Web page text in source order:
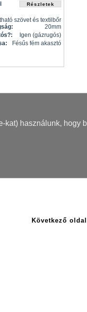
kat) használunk, hogy
szövet és textilbőr
20mm
Igen (gázrugós)
Fésűs fém akasztó
Következő